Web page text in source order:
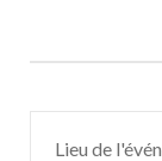
Lieu de